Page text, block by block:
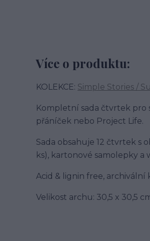
Více o produktu:
KOLEKCE: Simple Stories /
Kompletní sada čtvrtek pro
přáníček nebo Project Life.
Sada obsahuje 12 čtvrtek s
ks), kartonové samolepky a
Acid & lignin free, archivální
Velikost archu: 30,5 x 30,5